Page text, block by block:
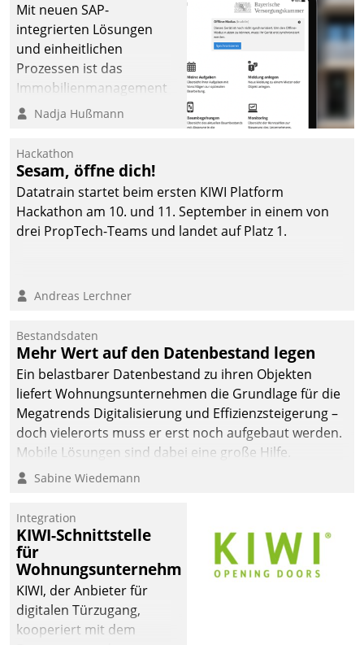
Mit neuen SAP-
integrierten Lösungen
und einheitlichen
Prozessen ist das
Immobilienmanagement
der Bayerischen
Ressort Kapitalanlage für
künftige Aufgaben und
Herausforderungen
gerüstet.
Nadja Hußmann
Hackathon
Sesam, öffne dich!
Datatrain startet beim ersten KIWI Platform
Hackathon am 10. und 11. September in einem von
drei PropTech-Teams und landet auf Platz 1.
Andreas Lerchner
Bestandsdaten
Mehr Wert auf den Datenbestand legen
Ein belastbarer Datenbestand zu ihren Objekten
liefert Wohnungsunternehmen die Grundlage für die
Megatrends Digitalisierung und Effizienzsteigerung –
doch vielerorts muss er erst noch aufgebaut werden.
Mobile Lösungen sind dabei eine große Hilfe.
Sabine Wiedemann
Integration
KIWI-Schnittstelle
für
Wohnungsunternehmen
KIWI, der Anbieter für
digitalen Türzugang,
kooperiert mit dem